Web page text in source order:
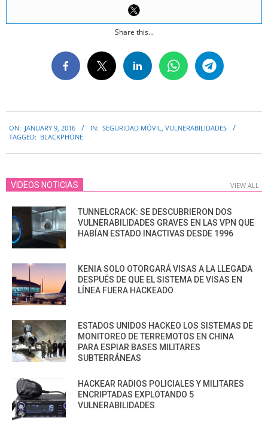
Share this...
01-
ON: JANUARY 9, 2016 IN: SEGURIDAD MÓVIL, VULNERABILIDADES
TAGGED: BLACKPHONE
VIDEOS NOTICIAS VIEW ALL
TUNNELCRACK: SE DESCUBRIERON DOS
VULNERABILIDADES GRAVES EN LAS VPN QUE
HABÍAN ESTADO INACTIVAS DESDE 1996
KENIA SOLO OTORGARÁ VISAS A LA LLEGADA
DESPUÉS DE QUE EL SISTEMA DE VISAS EN
LÍNEA FUERA HACKEADO
ESTADOS UNIDOS HACKEO LOS SISTEMAS DE
MONITOREO DE TERREMOTOS EN CHINA
PARA ESPIAR BASES MILITARES
SUBTERRÁNEAS
HACKEAR RADIOS POLICIALES Y MILITARES
ENCRIPTADAS EXPLOTANDO 5
VULNERABILIDADES